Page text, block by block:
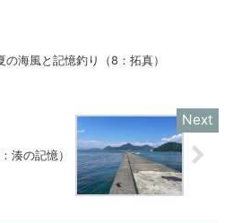
の海風と記憶釣り（8：拓真）
湊の記憶）